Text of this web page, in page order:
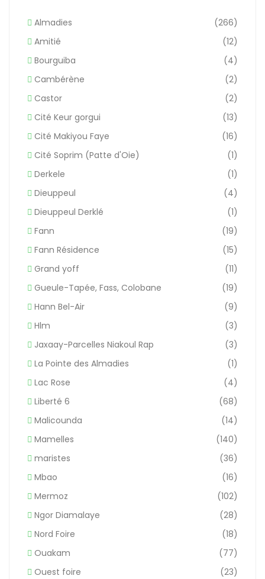
Almadies
(266)
Amitié
(12)
Bourguiba
(4)
Cambérène
(2)
Castor
(2)
Cité Keur gorgui
(13)
Cité Makiyou Faye
(16)
Cité Soprim (Patte d'Oie)
(1)
Derkele
(1)
Dieuppeul
(4)
Dieuppeul Derklé
(1)
Fann
(19)
Fann Résidence
(15)
Grand yoff
(11)
Gueule-Tapée, Fass, Colobane
(19)
Hann Bel-Air
(9)
Hlm
(3)
Jaxaay-Parcelles Niakoul Rap
(3)
La Pointe des Almadies
(1)
Lac Rose
(4)
Liberté 6
(68)
Malicounda
(14)
Mamelles
(140)
maristes
(36)
Mbao
(16)
Mermoz
(102)
Ngor Diamalaye
(28)
Nord Foire
(18)
Ouakam
(77)
Ouest foire
(23)